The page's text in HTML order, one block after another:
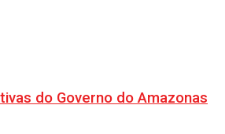
do Governo do Amazonas